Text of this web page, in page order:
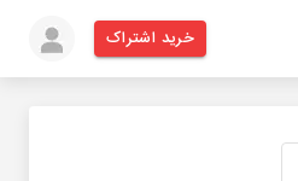
خرید اشتراک